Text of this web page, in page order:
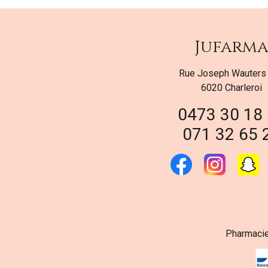
Jufarma
Rue Joseph
6020 Charleroi
0473 30 18
071 32 65